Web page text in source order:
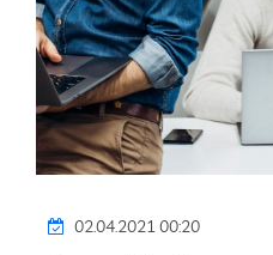
02.04.2021 00:20